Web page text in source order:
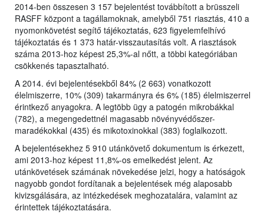
2014-ben összesen 3 157 bejelentést továbbított a brüsszeli
RASFF központ a tagállamoknak, amelyből 751 riasztás, 410 a
nyomonkövetést segítő tájékoztatás, 623 figyelemfelhívó
tájékoztatás és 1 373 határ-visszautasítás volt. A riasztások
száma 2013-hoz képest 25,3%-al nőtt, a többi kategóriában
csökkenés tapasztalható.
A 2014. évi bejelentésekből 84% (2 663) vonatkozott
élelmiszerre, 10% (309) takarmányra és 6% (185) élelmiszerrel
érintkező anyagokra. A legtöbb ügy a patogén mikrobákkal
(782), a megengedettnél magasabb növényvédőszer-
maradékokkal (435) és mikotoxinokkal (383) foglalkozott.
A bejelentésekhez 5 910 utánkövető dokumentum is érkezett,
ami 2013-hoz képest 11,8%-os emelkedést jelent. Az
utánkövetések számának növekedése jelzi, hogy a hatóságok
nagyobb gondot fordítanak a bejelentések még alaposabb
kivizsgálására, az intézkedések meghozatalára, valamint az
érintettek tájékoztatására.